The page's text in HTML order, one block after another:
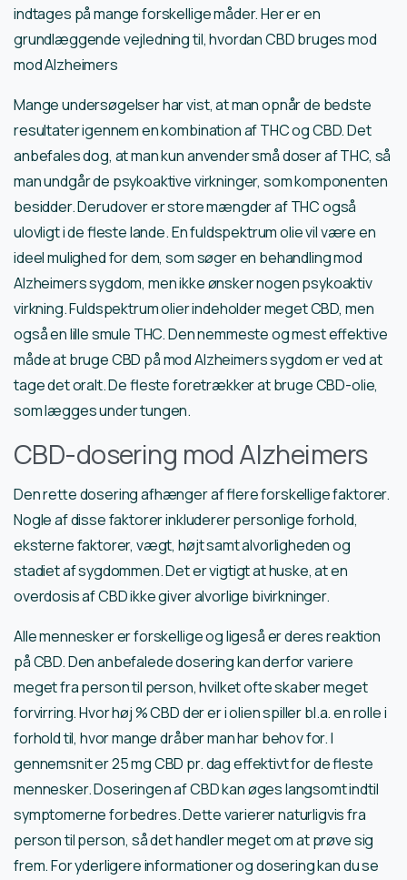
indtages på mange forskellige måder. Her er en
grundlæggende vejledning til, hvordan CBD bruges mod
mod Alzheimers
Mange undersøgelser har vist, at man opnår de bedste
resultater igennem en kombination af THC og CBD. Det
anbefales dog, at man kun anvender små doser af THC, så
man undgår de psykoaktive virkninger, som komponenten
besidder. Derudover er store mængder af THC også
ulovligt i de fleste lande. En fuldspektrum olie vil være en
ideel mulighed for dem, som søger en behandling mod
Alzheimers sygdom, men ikke ønsker nogen psykoaktiv
virkning. Fuldspektrum olier indeholder meget CBD, men
også en lille smule THC. Den nemmeste og mest effektive
måde at bruge CBD på mod Alzheimers sygdom er ved at
tage det oralt. De fleste foretrækker at bruge CBD-olie,
som lægges under tungen.
CBD-dosering mod Alzheimers
Den rette dosering afhænger af flere forskellige faktorer.
Nogle af disse faktorer inkluderer personlige forhold,
eksterne faktorer, vægt, højt samt alvorligheden og
stadiet af sygdommen. Det er vigtigt at huske, at en
overdosis af CBD ikke giver alvorlige bivirkninger.
Alle mennesker er forskellige og ligeså er deres reaktion
på CBD. Den anbefalede dosering kan derfor variere
meget fra person til person, hvilket ofte skaber meget
forvirring. Hvor høj % CBD der er i olien spiller bl.a. en rolle i
forhold til, hvor mange dråber man har behov for. I
gennemsnit er 25 mg CBD pr. dag effektivt for de fleste
mennesker. Doseringen af CBD kan øges langsomt indtil
symptomerne forbedres. Dette varierer naturligvis fra
person til person, så det handler meget om at prøve sig
frem. For yderligere informationer og dosering kan du se